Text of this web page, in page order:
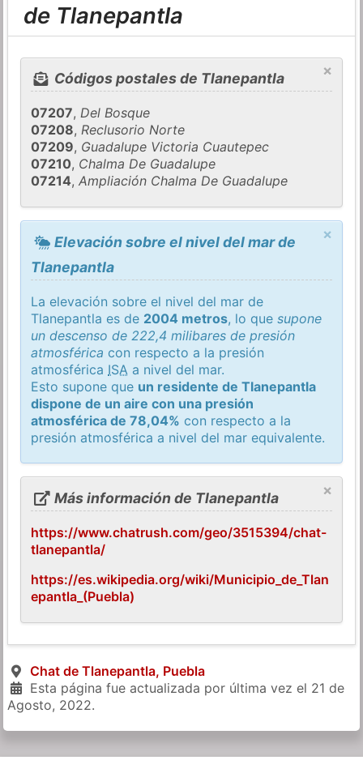
de Tlanepantla
×
Códigos postales de Tlanepantla
07207,Del Bosque
07208,Reclusorio Norte
07209, Guadalupe Victoria Cuautepec
07210, Chalma De Guadalupe
07214,Ampliación Chalma De Guadalupe
×
Elevación sobre el nivel del mar de
Tlanepantla
La elevación sobre el nivel del mar de
Tlanepantla es de 2004 metros, lo quesupone
un descenso de 222,4 milibares de presión
atmosférica con respecto a la presión
atmosférica ISA a nivel del mar.
Esto supone que un residente de Tlanepantla
dispone de un aire con una presión
atmosférica de 78,04% con respecto a la
presión atmosférica a nivel del mar equivalente.
×
Más información de Tlanepantla
https://www.chatrush.com/geo/3515394/chat-
tlanepantla/
https://es.wikipedia.org/wiki/Municipio_de_Tlan
epantla_(Puebla)
Chat de Tlanepantla, Puebla
Esta página fue actualizada por última vez el 21 de
Agosto, 2022.